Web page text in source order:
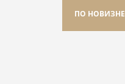
ПО НОВИЗНЕ
НОВЫЕ